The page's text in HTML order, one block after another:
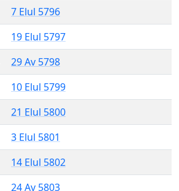
7 Elul 5796
19 Elul 5797
29 Av 5798
10 Elul 5799
21 Elul 5800
3 Elul 5801
14 Elul 5802
24 Av 5803